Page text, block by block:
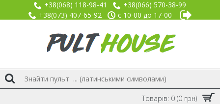
+38(068) 118-98-41
+38(066) 570-38-99
+38(073) 407-65-92
с 10-00 до 17-00
Товарів: 0 (0 грн)